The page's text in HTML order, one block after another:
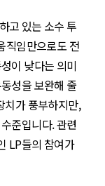
고 있는 소수 투
직임만으로도 전
이 낮다는 의미
성을 보완해 줄
치가 풍부하지만,
준입니다. 관련
LP들의 참여가